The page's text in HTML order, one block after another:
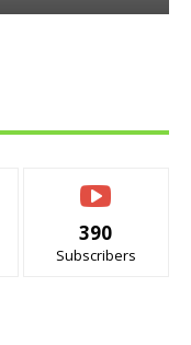
390
Subscribers